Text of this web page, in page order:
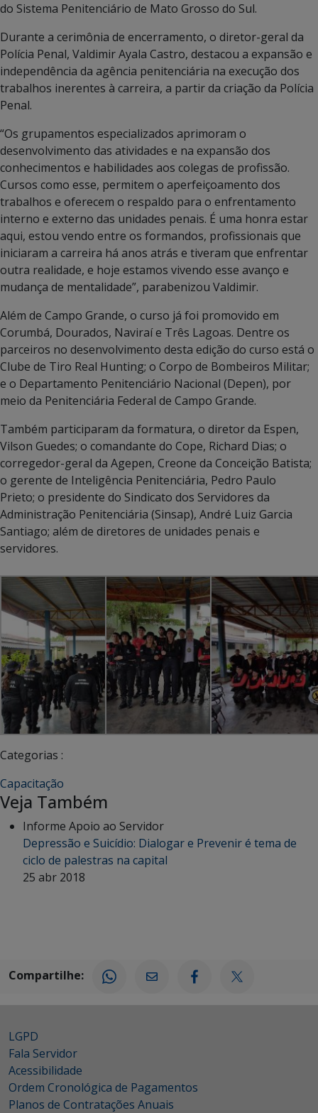
do Sistema Penitenciário de Mato Grosso do Sul.
Durante a cerimônia de encerramento, o diretor-geral da
Polícia Penal, Valdimir Ayala Castro, destacou a expansão e
independência da agência penitenciária na execução dos
trabalhos inerentes à carreira, a partir da criação da Polícia
Penal.
“Os grupamentos especializados aprimoram o
desenvolvimento das atividades e na expansão dos
conhecimentos e habilidades aos colegas de profissão.
Cursos como esse, permitem o aperfeiçoamento dos
trabalhos e oferecem o respaldo para o enfrentamento
interno e externo das unidades penais. É uma honra estar
aqui, estou vendo entre os formandos, profissionais que
iniciaram a carreira há anos atrás e tiveram que enfrentar
outra realidade, e hoje estamos vivendo esse avanço e
mudança de mentalidade”, parabenizou Valdimir.
Além de Campo Grande, o curso já foi promovido em
Corumbá, Dourados, Naviraí e Três Lagoas. Dentre os
parceiros no desenvolvimento desta edição do curso está o
Clube de Tiro Real Hunting; o Corpo de Bombeiros Militar;
e o Departamento Penitenciário Nacional (Depen), por
meio da Penitenciária Federal de Campo Grande.
Também participaram da formatura, o diretor da Espen,
Vilson Guedes; o comandante do Cope, Richard Dias; o
corregedor-geral da Agepen, Creone da Conceição Batista;
o gerente de Inteligência Penitenciária, Pedro Paulo
Prieto; o presidente do Sindicato dos Servidores da
Administração Penitenciária (Sinsap), André Luiz Garcia
Santiago; além de diretores de unidades penais e
servidores.
Categorias :
Capacitação
Veja Também
Informe Apoio ao Servidor
Depressão e Suicídio: Dialogar e Prevenir é tema de
ciclo de palestras na capital
25 abr 2018
Compartilhe:
LGPD
Fala Servidor
Acessibilidade
Ordem Cronológica de Pagamentos
Planos de Contratações Anuais